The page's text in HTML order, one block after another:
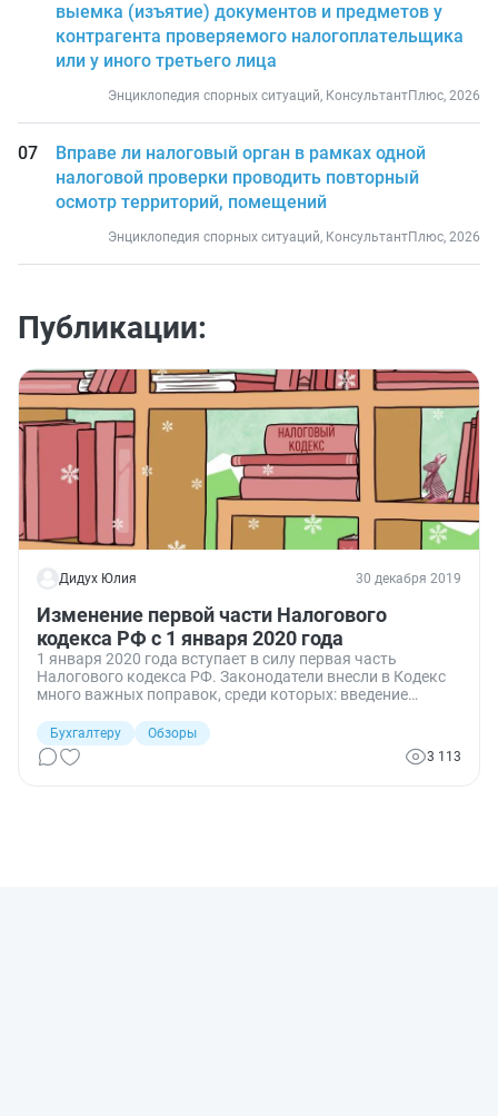
выемка (изъятие) документов и предметов у
контрагента проверяемого налогоплательщика
или у иного третьего лица
Энциклопедия спорных ситуаций, КонсультантПлюс, 2026
Вправе ли налоговый орган в рамках одной
налоговой проверки проводить повторный
осмотр территорий, помещений
Энциклопедия спорных ситуаций, КонсультантПлюс, 2026
Публикации:
Дидух Юлия 30 декабря 2019
Изменение первой части Налогового
кодекса РФ с 1 января 2020 года
1 января 2020 года вступает в силу первая часть
Налогового кодекса РФ. Законодатели внесли в Кодекс
много важных поправок, среди которых: введение
участников, уточнение обязанности по предоставлению
финансовой отчетности, изменение порядка зачета
единого налогового платежа физлица и порядка подачи
Бухгалтеру
Обзоры
3 113